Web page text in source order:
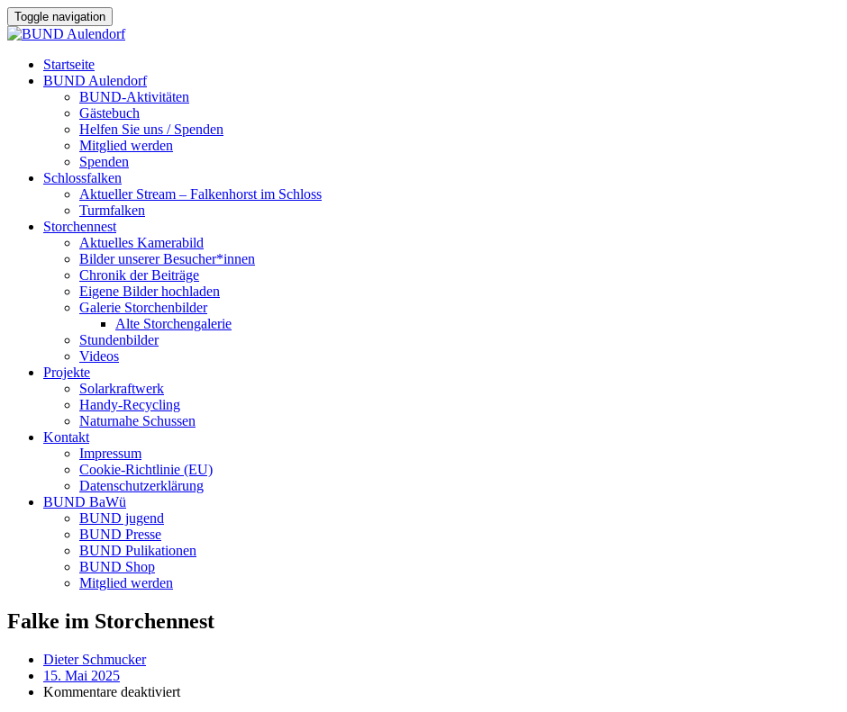
Toggle navigation
Startseite
BUND Aulendorf
BUND-Aktivitäten
Gästebuch
Helfen Sie uns / Spenden
Mitglied werden
Spenden
Schlossfalken
Aktueller Stream – Falkenhorst im Schloss
Turmfalken
Storchennest
Aktuelles Kamerabild
Bilder unserer Besucher*innen
Chronik der Beiträge
Eigene Bilder hochladen
Galerie Storchenbilder
Alte Storchengalerie
Stundenbilder
Videos
Projekte
Solarkraftwerk
Handy-Recycling
Naturnahe Schussen
Kontakt
Impressum
Cookie-Richtlinie (EU)
Datenschutzerklärung
BUND BaWü
BUND jugend
BUND Presse
BUND Pulikationen
BUND Shop
Mitglied werden
Falke im Storchennest
Dieter Schmucker
15. Mai 2025
Kommentare deaktiviertfür